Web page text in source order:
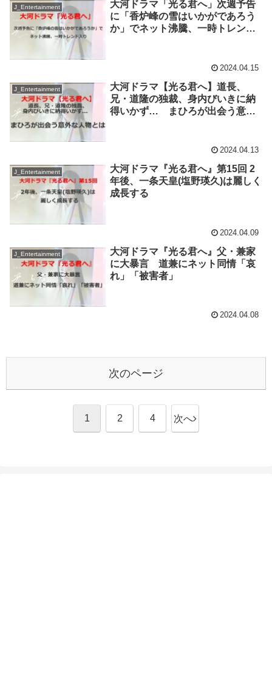
J_Entertainment
大河ドラマ「光る君へ」次週予告
に「香炉峰の雪はいかがであろう
か」でネット沸騰、一時トレンド
2024.04.15
J_Entertainment
大河ドラマ【光る君へ】道長、
兄・道隆の独裁、身内びいきに納
得いかず… まひろが出会う意外
2024.04.13
J_Entertainment
大河ドラマ『光る君へ』第15回 2
年後、一条天皇(塩野瑛久)は麗しく
成長する
2024.04.09
J_Entertainment
大河ドラマ『光る君へ』父・兼家
に大暴言 道兼にネット同情「哀
れ」「被害者」
2024.04.08
次のページ
1 2 4 次へ